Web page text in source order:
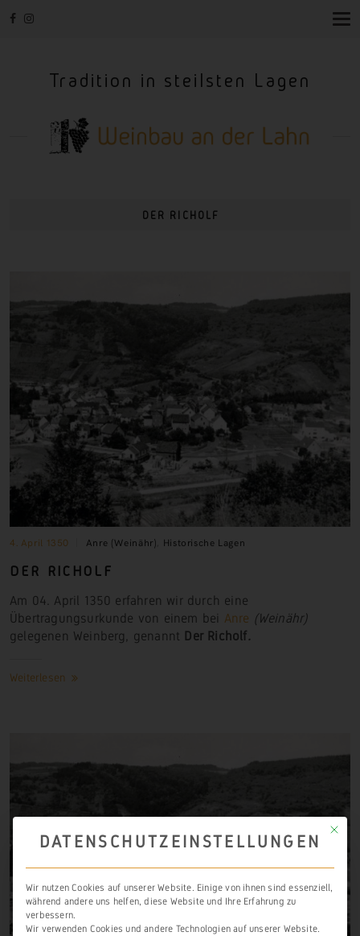
T
Tradition in steilsten Lagen
DER RICHOLF
4. April 1350 Anre (Weinähr) Historische Lagen
DER RICHOLF
Am 04. April 1350 erfahren wir durch eine
Übertragungsurkunde von einem bei Anre (Weinähr)
gelegenen Weinberg, genannt Der Richolf.
Weiterlesen
Mit
DATENSCHUTZEINSTELLUNGEN
Wir nutzen Cookies auf unserer Website. Einige von ihnen sind essenziell,
während andere uns helfen, diese Website und Ihre Erfahrung zu
verbessern.
Wir verwenden Cookies und andere Technologien auf unserer Website.